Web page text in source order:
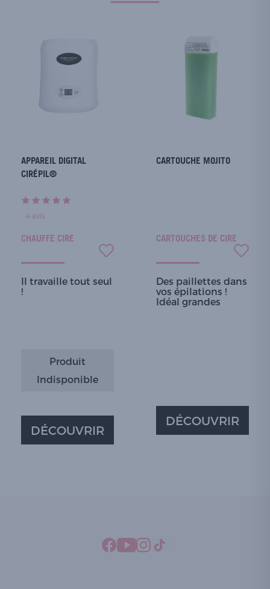
APPAREIL DIGITAL
CIRÉPIL®
4 avis
CHAUFFE CIRE
Il travaille tout seul
!
Produit
Indisponible
DÉCOUVRIR
CARTOUCHE MOJITO
CARTOUCHES DE CIRE
Des paillettes dans
vos épilations !
Idéal grandes
DÉCOUVRIR